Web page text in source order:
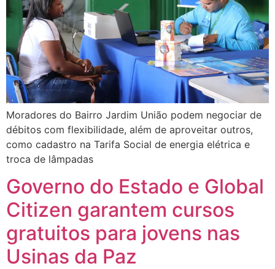
Moradores do Bairro Jardim União podem negociar de
débitos com flexibilidade, além de aproveitar outros,
como cadastro na Tarifa Social de energia elétrica e
troca de lâmpadas
Governo do Estado e Global
Citizen garantem cursos
gratuitos para jovens nas
Usinas da Paz